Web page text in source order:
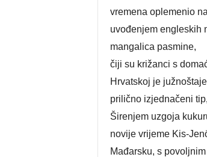
vremena oplemenio
uvođenjem engleskih
mangalica pasmine,
čiji su križanci s
Hrvatskoj je
prilično izjednačeni
Širenjem uzgoja
novije vrijeme Kis-
Mađarsku, s